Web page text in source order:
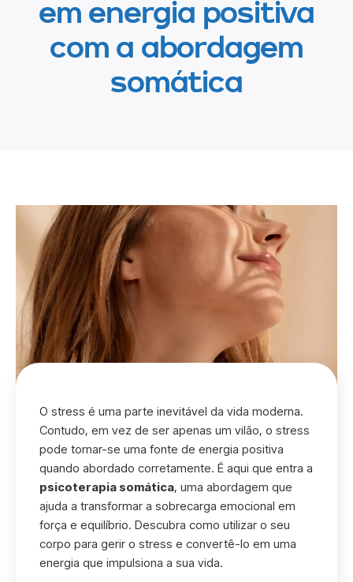
em energia positiva
com a abordagem
somática
O stress é uma parte inevitável da vida moderna.
Contudo, em vez de ser apenas um vilão, o stress
pode tornar-se uma fonte de energia positiva
quando abordado corretamente. É aqui que entra a
psicoterapia somática, uma abordagem que
ajuda a transformar a sobrecarga emocional em
força e equilíbrio. Descubra como utilizar o seu
corpo para gerir o stress e convertê-lo em uma
energia que impulsiona a sua vida.